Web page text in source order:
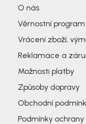
O nás
Věrnostní program
Vrácení zboží,
Reklamace a
Možnosti platby
Způsoby dopravy
Obchodní
Podmínky